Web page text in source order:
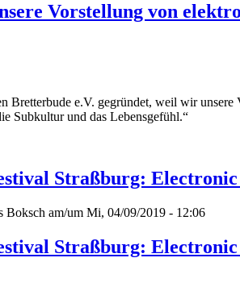
Vorstellung von
Bretterbude e.V. gegründet, weil wir
Subkultur und das Lebensgefühl.“
Straßburg:
Boksch am/um Mi, 04/09/2019 - 12:06
Straßburg: